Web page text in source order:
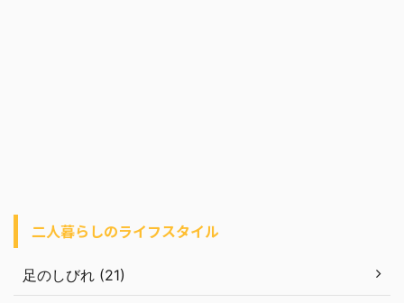
二人暮らしのライフスタイル
足のしびれ (21)